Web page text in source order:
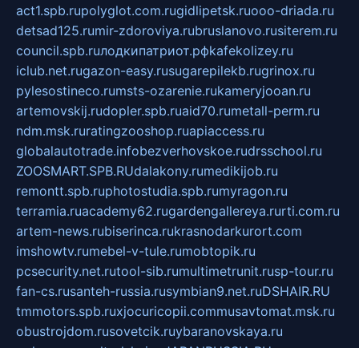
act1.spb.rupolyglot.com.rugidlipetsk.ruooo-driada.ru
detsad125.rumir-zdoroviya.rubruslanovo.rusiterem.ru
council.spb.ruлодкипатриот.рфkafekolizey.ru
iclub.net.rugazon-easy.rusugarepilekb.rugrinox.ru
pylesostineco.rumsts-ozarenie.rukameryjooan.ru
artemovskij.rudopler.spb.ruaid70.rumetall-perm.ru
ndm.msk.ruratingzooshop.ruapiaccess.ru
globalautotrade.infobezverhovskoe.rudrsschool.ru
ZOOSMART.SPB.RUdalakony.rumedikijob.ru
remontt.spb.ruphotostudia.spb.rumyragon.ru
terramia.ruacademy62.rugardengallereya.rurti.com.ru
artem-news.rubiserinca.rukrasnodarkurort.com
imshowtv.rumebel-v-tule.rumobtopik.ru
pcsecurity.net.rutool-sib.rumultimetrunit.rusp-tour.ru
fan-cs.rusanteh-russia.rusymbian9.net.ruDSHAIR.RU
tmmotors.spb.ruxjocuricopii.commusavtomat.msk.ru
obustrojdom.rusovetcik.ruybaranovskaya.ru